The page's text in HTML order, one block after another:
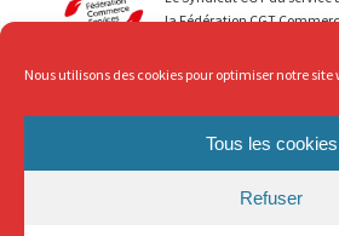
Nous utilisons des cookies pour optimiser notre site
Tous les cookies
Refuser
la Fédération CGT
secteur du Service à la